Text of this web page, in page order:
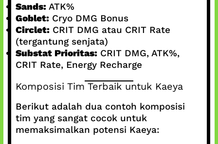
Sands:ATK%
Goblet:Cryo DMG Bonus
Circlet:CRIT DMG atau CRIT Rate
(tergantung senjata)
Substat Prioritas:CRIT DMG, ATK%,
CRIT Rate, Energy Recharge
Komposisi Tim Terbaik untuk Kaeya
Berikut adalah dua contoh komposisi
tim yang sangat cocok untuk
memaksimalkan potensi Kaeya: